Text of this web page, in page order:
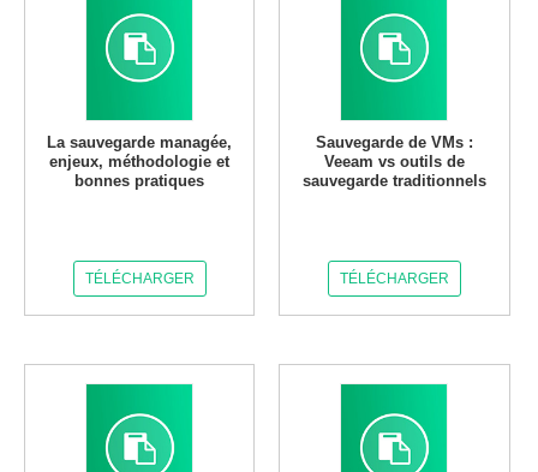
La sauvegarde managée,
enjeux, méthodologie et
bonnes pratiques
TÉLÉCHARGER
Sauvegarde de VMs :
Veeam vs outils de
sauvegarde traditionnels
TÉLÉCHARGER